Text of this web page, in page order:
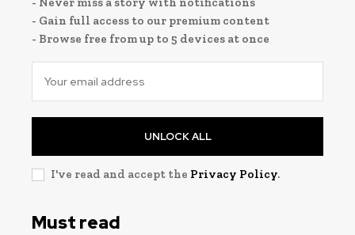
- Gain full access to our premium content
- Browse free from up to 5 devices at once
UNLOCK ALL
I've read and accept the Privacy Policy.
Must read